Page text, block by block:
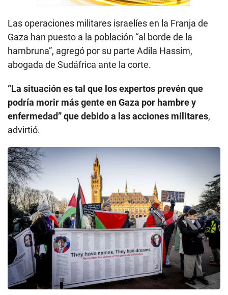
Las operaciones militares israelíes en la Franja de
Gaza han puesto a la población “al borde de la
hambruna”, agregó por su parte Adila Hassim,
abogada de Sudáfrica ante la corte.
“La situación es tal que los expertos prevén que
podría morir más gente en Gaza por hambre y
enfermedad”que debido a las acciones militares,
advirtió.